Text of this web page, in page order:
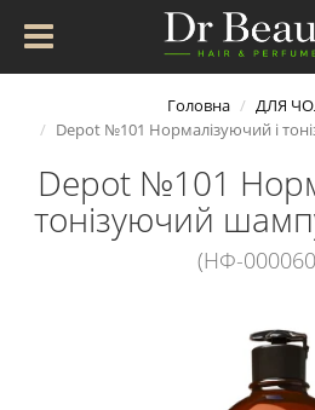
Головна
ДЛЯ
Depot №101 Нормалізуючий і
Depot №101
тонізуючий
(НФ-